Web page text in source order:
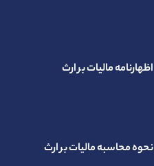
اظهارنامه مالیات بر ارث
نحوه محاسبه مالیات بر ارث